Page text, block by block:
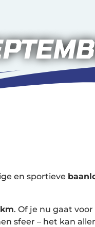
en sportieve
. Of je nu gaat
sfeer – het kan